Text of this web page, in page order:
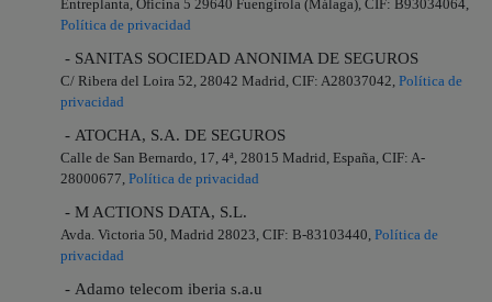
Entreplanta, Oficina 5 29640 Fuengirola (Málaga), CIF: B93034064,
Política de privacidad
- SANITAS SOCIEDAD ANONIMA DE SEGUROS
C/ Ribera del Loira 52, 28042 Madrid, CIF: A28037042, Política de
privacidad
- ATOCHA, S.A. DE SEGUROS
Calle de San Bernardo, 17, 4ª, 28015 Madrid, España, CIF: A-
28000677, Política de privacidad
- M ACTIONS DATA, S.L.
Avda. Victoria 50, Madrid 28023, CIF: B-83103440, Política de
privacidad
- Adamo telecom iberia s.a.u